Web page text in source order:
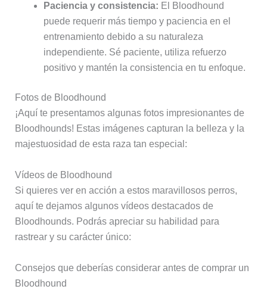
Paciencia y consistencia: El Bloodhound
puede requerir más tiempo y paciencia en el
entrenamiento debido a su naturaleza
independiente. Sé paciente, utiliza refuerzo
positivo y mantén la consistencia en tu enfoque.
Fotos de Bloodhound
¡Aquí te presentamos algunas fotos impresionantes de
Bloodhounds! Estas imágenes capturan la belleza y la
majestuosidad de esta raza tan especial:
Vídeos de Bloodhound
Si quieres ver en acción a estos maravillosos perros,
aquí te dejamos algunos vídeos destacados de
Bloodhounds. Podrás apreciar su habilidad para
rastrear y su carácter único:
Consejos que deberías considerar antes de comprar un
Bloodhound